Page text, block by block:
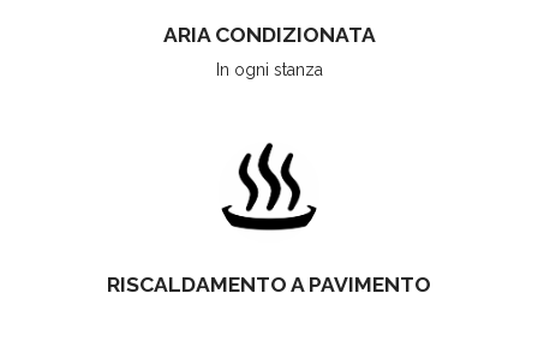
ARIA CONDIZIONATA
In ogni stanza
RISCALDAMENTO A PAVIMENTO